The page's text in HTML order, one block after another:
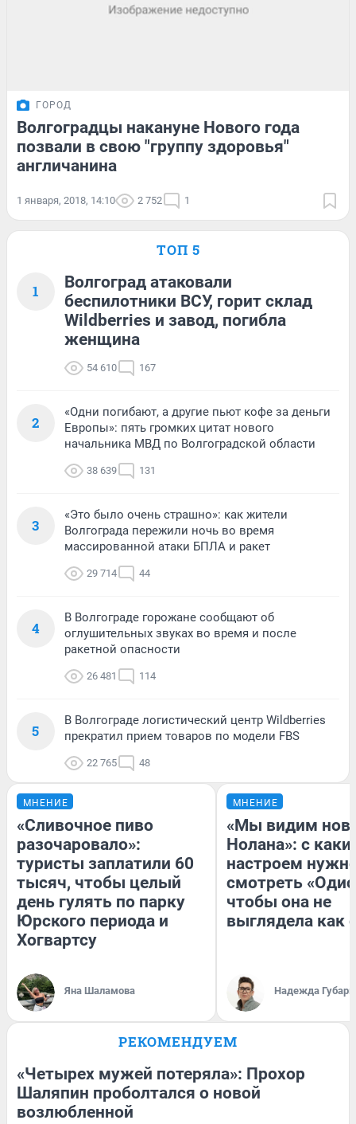
ГОРОД
Волгоградцы накануне Нового года
позвали в свою "группу здоровья"
англичанина
1 января, 2018, 14:10 2 752 1
ТОП 5
1
Волгоград атаковали
беспилотники ВСУ, горит склад
Wildberries и завод, погибла
женщина
54 610 167
2
«Одни погибают, а другие пьют кофе за деньги
Европы»: пять громких цитат нового
начальника МВД по Волгоградской области
38 639 131
3
«Это было очень страшно»: как жители
Волгограда пережили ночь во время
массированной атаки БПЛА и ракет
29 714 44
4
В Волгограде горожане сообщают об
оглушительных звуках во время и после
ракетной опасности
26 481 114
5
В Волгограде логистический центр Wildberries
прекратил прием товаров по модели FBS
22 765 48
МНЕНИЕ
«Сливочное пиво
разочаровало»:
туристы заплатили 60
тысяч, чтобы целый
день гулять по парку
Юрского периода и
Хогвартсу
Яна Шаламова
МНЕНИЕ
«Мы видим
Нолана»: с
настроем
смотреть
чтобы она не
выглядела как
Надежда Губарь
РЕКОМЕНДУЕМ
«Четырех мужей потеряла»: Прохор
Шаляпин проболтался о новой
возлюбленной